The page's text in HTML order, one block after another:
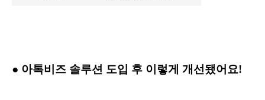
● 아톡비즈 솔루션 도입 후 이렇게 개선됐어요!